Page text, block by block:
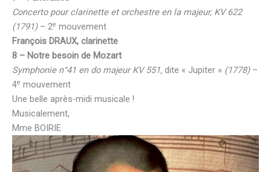
Concerto pour clarinette et orchestre en la majeur, KV 622
(1791) – 2e mouvement
François DRAUX, clarinette
8 – Notre besoin de Mozart
Symphonie n°41 en do majeur KV 551, dite « Jupiter » (1778)–
4e mouvement
Une belle après-midi musicale !
Musicalement,
Mme BOIRIE